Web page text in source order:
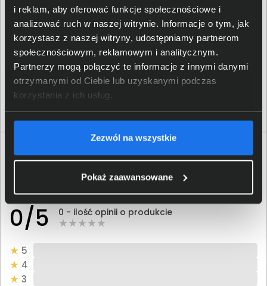
i reklam, aby oferować funkcje społecznościowe i
analizować ruch w naszej witrynie. Informacje o tym, jak
korzystasz z naszej witryny, udostępniamy partnerom
społecznościowym, reklamowym i analitycznym.
Partnerzy mogą połączyć te informacje z innymi danymi
otrzymanymi od Ciebie lub uzyskanymi podczas
korzystania z ich usług.
Zezwól na wszystkie
Pokaż zaawansowane
Tusz Brother BT-D60BK czarny
34,00 zł
netto: 27,64 zł
Włóż do torby
Opinie o produkcie
0/5 0 - ilość opinii o produkcie
5
4
3